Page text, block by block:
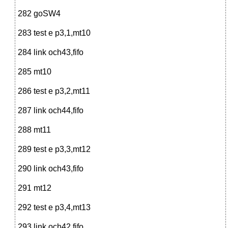
282 goSW4
283 test e p3,1,mt10
284 link och43,fifo
285 mt10
286 test e p3,2,mt11
287 link och44,fifo
288 mt11
289 test e p3,3,mt12
290 link och43,fifo
291 mt12
292 test e p3,4,mt13